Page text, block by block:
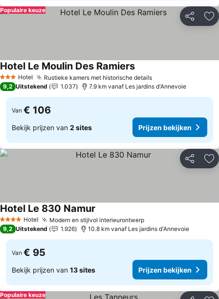
Delen
Populaire keuze
3 SterrenHotel Rustieke kamers met historische detailsPrijzen bekijken
Hotel Le Moulin Des RamiersPrijzen bekijken
9,2 Uitstekend 1.037 7.9 km vanaf Les jardins d'Annevoie
Van € 106
Bekijk prijzen van 2 sites Prijzen bekijken
Delen
4 SterrenHotel Modern en stijlvol interieurontwerpPrijzen bekijken
Hotel Le 830 Namur
9,2 Uitstekend 1.926 10.8 km vanaf Les jardins d'Annevoie
Van € 95
Bekijk prijzen van 13 sites Prijzen bekijken
Populaire keuze